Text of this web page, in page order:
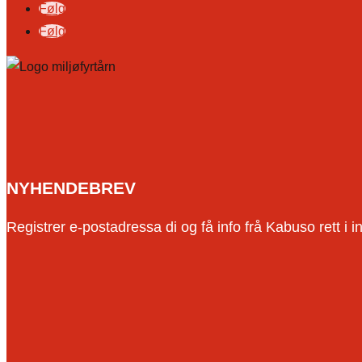
Følg
Følg
NYHENDEBREV
Registrer e-postadressa di og få info frå Kabuso rett i